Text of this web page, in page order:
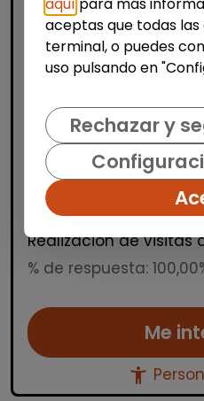
Limpieza y mantenimiento
Gestor de cuenta
Fundación Seeliger
España(Madrid)
Gestión de tareas
Apoyo a las
internas y gestión de
Realización de visitas
% de respuesta:
Me
accessibility_new
aceptas que todas
terminal, o puedes
uso pulsando en
Rechazar y